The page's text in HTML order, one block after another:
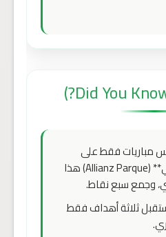
مباريات فقط على
ملعب **أليانز باركي** (Allianz Parque) هذا
وجمع سبع نقاط.
ثلاثة أهداف فقط